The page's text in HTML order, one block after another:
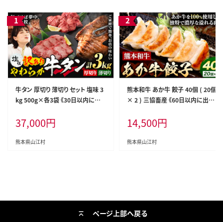
牛タン 厚切り 薄切り セット 塩味 3
kg 500g×各3袋 《30日以内に出
ん タン 牛たん 焼くだけ 訳あり 焼
肉 焼き肉 熊本県 山江村 薄切り BB
Q タン下 塩牛タン 冷凍 味付け肉
37,000円
熊本県山江村
熊本和牛 あか牛 餃子 40個 ( 20個
× 2 ) 三協畜産 《60日以内に出荷
ぎょうざ ギョーザ 牛肉 牛 送料無
料---sy_fskgoz_23_60d_13000_
680g_cp---
14,500円
熊本県山江村
ページ上部へ戻る